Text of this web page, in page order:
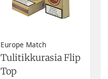
Europe Match
Tulitikkurasia Flip
Top